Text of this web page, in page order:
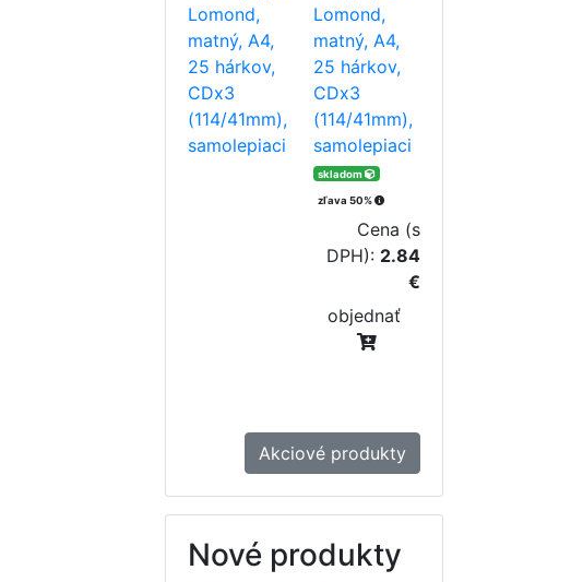
Lomond,
matný, A4,
25 hárkov,
CDx3
(114/41mm),
samolepiaci
skladom
zľava 50%
Cena (s
DPH): 2.84
€
objednať
Akciové produkty
Nové produkty